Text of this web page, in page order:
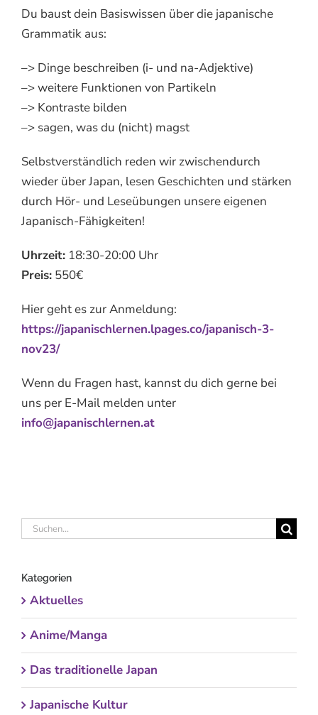
Du baust dein Basiswissen über die japanische
Grammatik aus:
–> Dinge beschreiben (i- und na-Adjektive)
–> weitere Funktionen von Partikeln
–> Kontraste bilden
–> sagen, was du (nicht) magst
Selbstverständlich reden wir zwischendurch
wieder über Japan, lesen Geschichten und stärken
durch Hör- und Leseübungen unsere eigenen
Japanisch-Fähigkeiten!
Uhrzeit: 18:30-20:00 Uhr
Preis: 550€
Hier geht es zur Anmeldung:
https://japanischlernen.lpages.co/japanisch-3-
nov23/
Wenn du Fragen hast, kannst du dich gerne bei
uns per E-Mail melden unter
info@japanischlernen.at
Suche
Kategorien
Aktuelles
Anime/Manga
Das traditionelle Japan
Japanische Kultur